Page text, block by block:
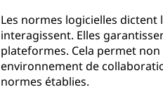
Les normes logicielles
interagissent. Elles
plateformes. Cela permet
environnement de
normes établies.